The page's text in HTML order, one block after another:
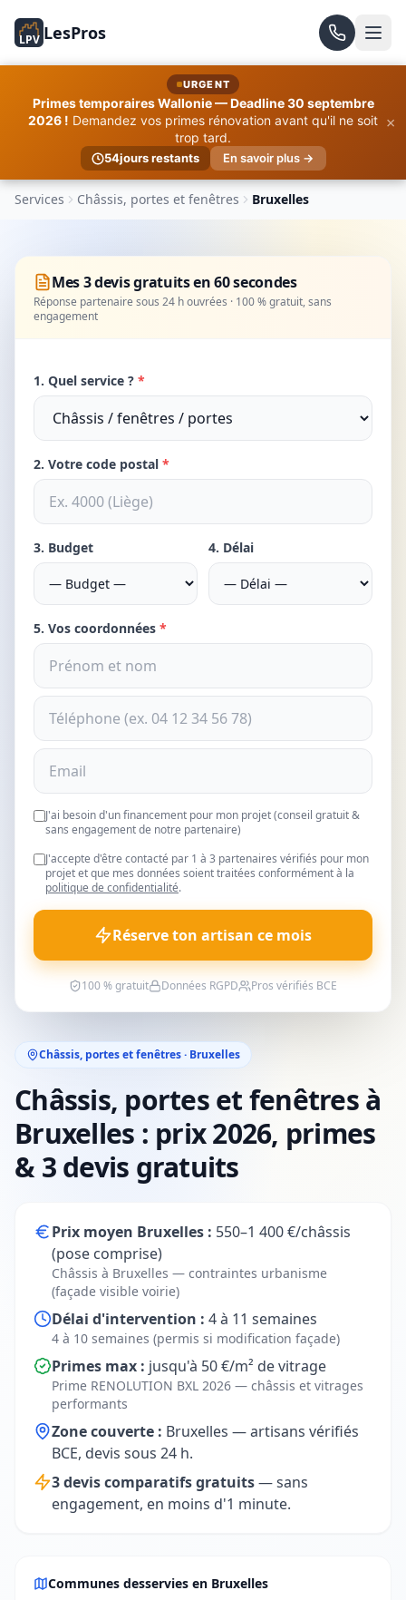
LPV LesPros
URGENT
Primes temporaires Wallonie — Deadline 30 septembre
2026 ! Demandez vos primes rénovation avant qu'il ne soit
trop tard.
54jours restants En savoir plus →
×
Services Châssis, portes et fenêtres Bruxelles
Châssis, portes et fenêtres · Bruxelles
Châssis, portes et fenêtres à
Bruxelles : prix 2026, primes
& 3 devis gratuits
Prix moyen Bruxelles : 550–1 400 €/châssis
(pose comprise)
Châssis à Bruxelles — contraintes urbanisme
(façade visible voirie)
Délai d'intervention : 4 à 11 semaines
4 à 10 semaines (permis si modification façade)
Primes max : jusqu'à 50 €/m² de vitrage
Prime RENOLUTION BXL 2026 — châssis et vitrages
performants
Zone couverte : Bruxelles — artisans vérifiés
BCE, devis sous 24 h.
3 devis comparatifs gratuits— sans
engagement, en moins d'1 minute.
Communes desservies en Bruxelles
Mes 3 devis gratuits en 60 secondes
Réponse partenaire sous 24 h ouvrées · 100 % gratuit, sans
engagement
1. Quel service ? *
2. Votre code postal *
3. Budget 4. Délai
5. Vos coordonnées *
J'ai besoin d'un financement pour mon projet (conseil gratuit &
sans engagement de notre partenaire)
J'accepte d'être contacté par 1 à 3 partenaires vérifiés pour mon
projet et que mes données soient traitées conformément à la
politique de confidentialité.
Réserve ton artisan ce mois
100 % gratuit Données RGPD Pros vérifiés BCE